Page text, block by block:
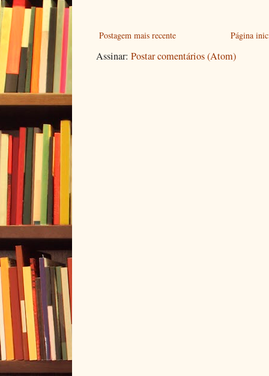
Postagem mais recente Página
Assinar: Postar comentários (Atom)